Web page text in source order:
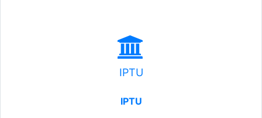
IPTU
IPTU